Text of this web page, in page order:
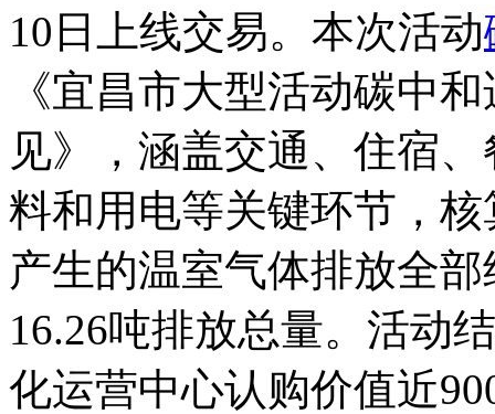
10日上线交易。本次活动
《宜昌市大型活动碳中
见》，涵盖交通、住宿
料和用电等关键环节，
产生的温室气体排放全
16.26吨排放总量。活动
化运营中心认购价值近